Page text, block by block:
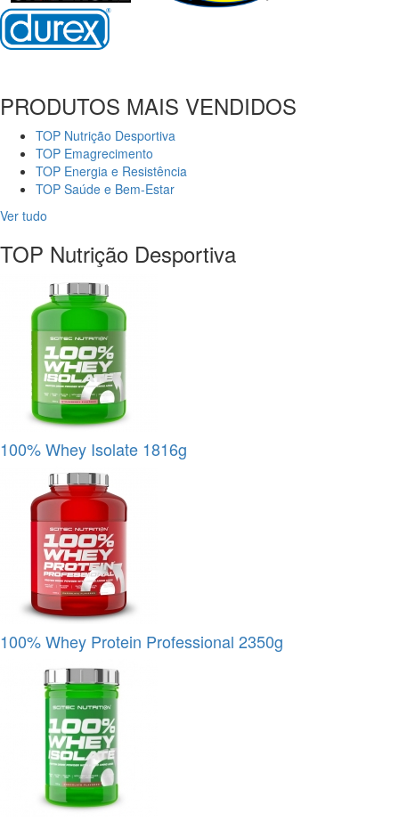
PRODUTOS MAIS VENDIDOS
TOP Nutrição Desportiva
TOP Emagrecimento
TOP Energia e Resistência
TOP Saúde e Bem-Estar
Ver tudo
TOP Nutrição Desportiva
100% Whey Isolate 1816g
100% Whey Protein Professional 2350g